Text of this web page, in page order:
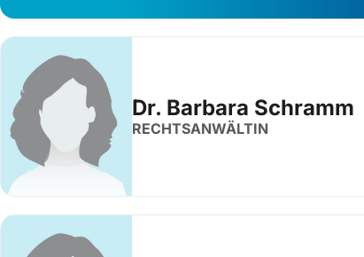
Dr. Barbara Schramm
RECHTSANWÄLTIN